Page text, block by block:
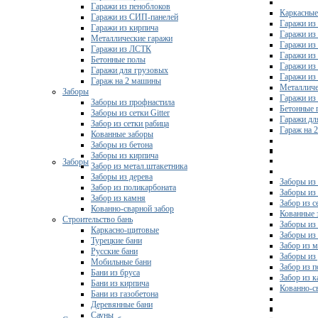
Гаражи из
Гаражи из
Гаражи из
Гаражи из
Гаражи
Гаражи из
Гаражи
Бетонные
Гаражи
Гараж на
Заборы
Заборы из
Заборы из
Забор из
Кованные
Заборы из
Заборы из
Забор из
Заборы из
Забор из
Забор из
Кованно-
Гаражи из пеноблоков
Гаражи из СИП-панелей
Гаражи из кирпича
Металлические гаражи
Гаражи из ЛСТК
Бетонные полы
Гаражи для грузовых
Гараж на 2 машины
Заборы
Заборы из профнастила
Заборы из сетки Gitter
Забор из сетки рабица
Кованные заборы
Заборы из бетона
Заборы из кирпича
Забор из метал.штакетника
Заборы из дерева
Забор из поликарбоната
Забор из камня
Кованно-сварной забор
Строительство бань
Каркасно-щитовые
Турецкие бани
Русские бани
Мобильные бани
Бани из бруса
Бани из кирпича
Бани из газобетона
Деревянные бани
Сауны